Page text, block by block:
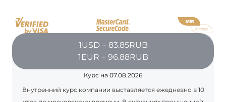
Подробнее
THE NAUTILUS MALDIVES: МАНТЫ, КИТОВЫЕ
АКУЛЫ И ПРЕДЛОЖЕНИЯ ОТ ОТЕЛЯ
Подробнее
1USD = 83.85RUB
1EUR = 96.88RUB
Курс на 07.08.2026
Внутренний курс компании выставляется ежедневно в 10